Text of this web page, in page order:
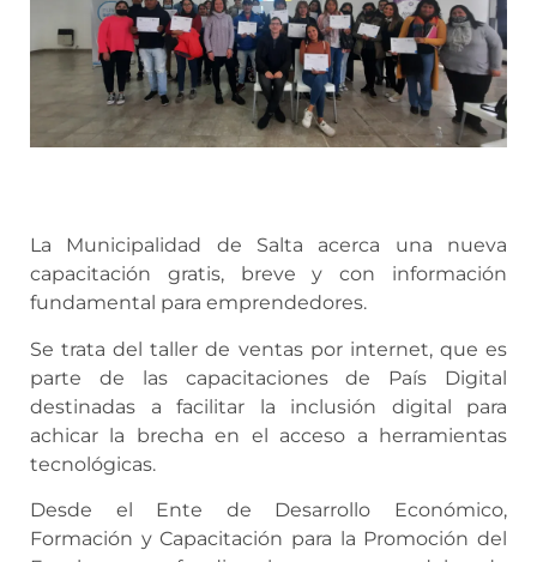
La Municipalidad de Salta acerca una nueva
capacitación gratis, breve y con información
fundamental para emprendedores.
Se trata del taller de ventas por internet, que es
parte de las capacitaciones de País Digital
destinadas a facilitar la inclusión digital para
achicar la brecha en el acceso a herramientas
tecnológicas.
Desde el Ente de Desarrollo Económico,
Formación y Capacitación para la Promoción del